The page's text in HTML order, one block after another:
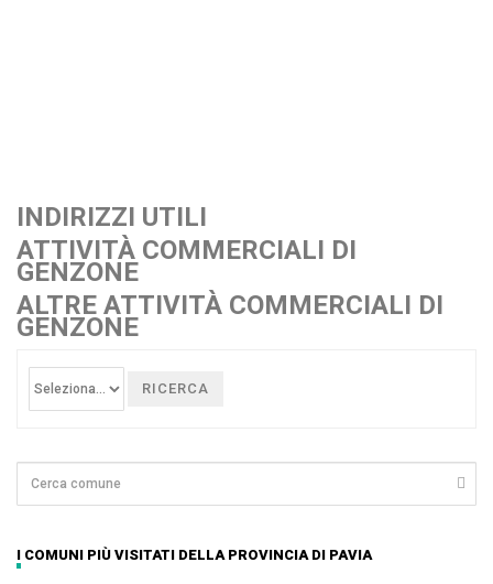
INDIRIZZI UTILI
ATTIVITÀ COMMERCIALI DI
GENZONE
ALTRE ATTIVITÀ COMMERCIALI DI
GENZONE
RICERCA
I COMUNI PIÙ VISITATI DELLA PROVINCIA DI PAVIA